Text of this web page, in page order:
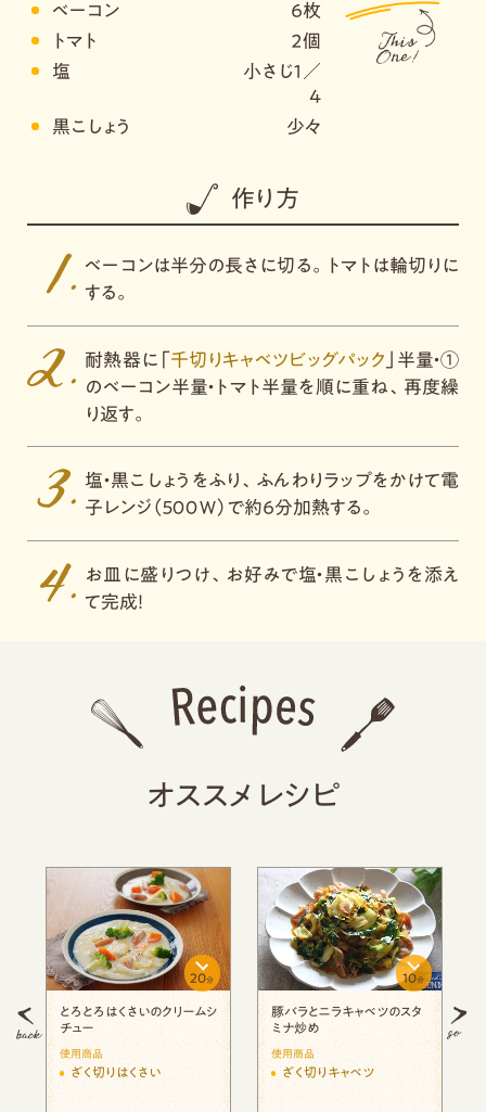
ベーコン
６枚
トマト
２個
塩
小さじ１／
４
黒こしょう
少々
作り方
ベーコンは半分の長さに切る。トマトは輪切りに
する。
耐熱器に「 千切りキャベツビッグパック 」半量・①
のベーコン半量・トマト半量を順に重ね、再度繰
り返す。
塩・黒こしょうをふり、ふんわりラップをかけて電
子レンジ（５００Ｗ）で約６分加熱する。
お皿に盛りつけ、お好みで塩・黒こしょうを添え
て完成！
オススメレシピ
スタ 鶏肉と白菜のクリーム煮
使用商品
ざく切りはくさい
クラシルタイアップ
キャベツまでおいしい！我が
家のソースカツ丼
使用商品
千切りキャベツ